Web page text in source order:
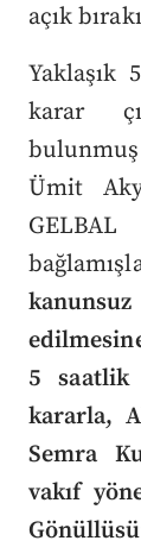
açık
Yaklaşık
karar
Ümit
5 saatlik
kararla,
Semra
vakıf